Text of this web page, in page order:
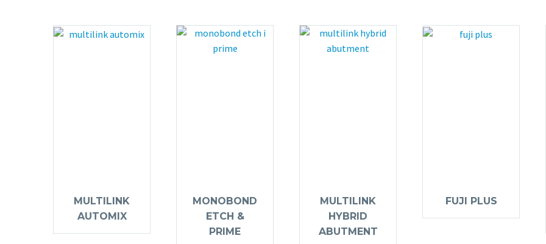
MULTILINK
AUTOMIX
MONOBOND
ETCH &
PRIME
MULTILINK
HYBRID
ABUTMENT
FUJI PLUS